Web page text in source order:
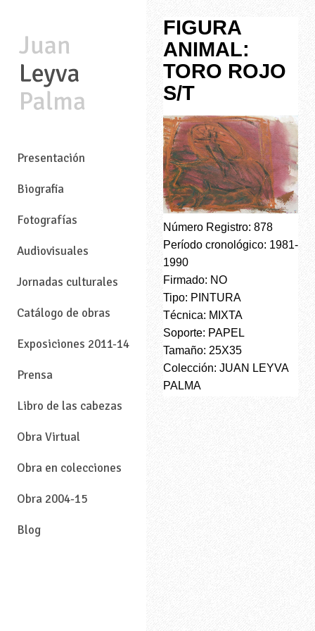
Presentación
Biografia
Fotografías
Audiovisuales
Jornadas culturales
Catálogo de obras
Exposiciones 2011-14
Prensa
Libro de las cabezas
Obra Virtual
Obra en colecciones
Obra 2004-15
Blog
FIGURA
ANIMAL:
TORO ROJO
S/T
Número Registro: 878
Período cronológico: 1981-
1990
Firmado: NO
Tipo: PINTURA
Técnica: MIXTA
Soporte: PAPEL
Tamaño: 25X35
Colección: JUAN LEYVA
PALMA